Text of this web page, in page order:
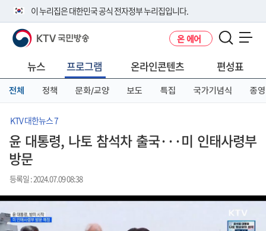
이 누리집은 대한민국 공식 전자정부 누리집입니다.
공식 누리집 주소 확인하기
니다.
이밖에 or.kr 또는 .kr등 다른 도메인 주소를 사용하고 있다면 아래 URL에
서 도메인 주소를 확인해 보세요
KTV 국민방송 온 에어
뉴스 프로그램 온라인콘텐츠 편성표
전체 정책 문화/교양 보도 특집 국가기념식 종영
KTV 대한뉴스 7
윤 대통령, 나토 참석차 출국···미 인태사령부
방문
등록일 : 2024.07.09 08:38